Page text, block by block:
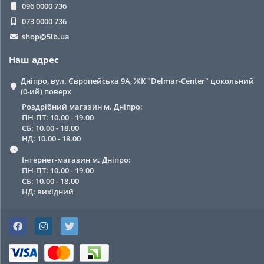
096 0000 736
073 0000 736
shop@5lb.ua
Наш адрес
Дніпро, вул. Європейська 9А, ЖК "Delmar-Center" цокольний
(0-ий) поверх
Роздрібний магазин м. Дніпро:
ПН-ПТ: 10.00 - 19.00
СБ: 10.00 - 18.00
НД: 10.00 - 18.00
Інтернет-магазин м. Дніпро:
ПН-ПТ: 10.00 - 19.00
СБ: 10.00 - 18.00
НД: вихідний